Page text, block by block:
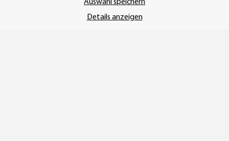
Auswahl speichern
Details anzeigen